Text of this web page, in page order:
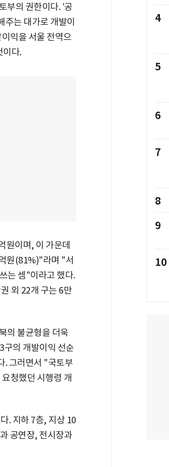
부의 권한이다. '공
는 대가로 개발이
익을 서울 전역으
이다.
원이며, 이 가운데
원(81%)"라며 "서
는 셈"이라고 했다.
외 22개 구는 6만
의 불균형을 더욱
의 개발이익 선순
. 그러면서 "국토부
청했던 시행령 개
. 지하 7층, 지상 10
공연장, 전시장과
4
5
6
7
8
9
10